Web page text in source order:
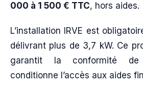
000 à 1 500 € TTC, hors aides.
L’installation IRVE est
délivrant plus de 3,7 kW. Ce
garantit la conformité de
conditionne l’accès aux aides